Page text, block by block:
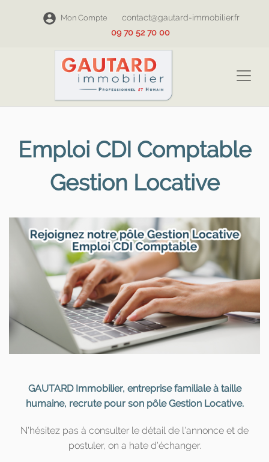
Mon Compte
contact@gautard-immobilier.fr
09 70 52 70 00
Emploi CDI Comptable
Gestion Locative
GAUTARD Immobilier, entreprise familiale à taille
humaine, recrute pour son pôle Gestion Locative.
N'hésitez pas à consulter le détail de l'annonce et de
postuler, on a hate d'échanger.